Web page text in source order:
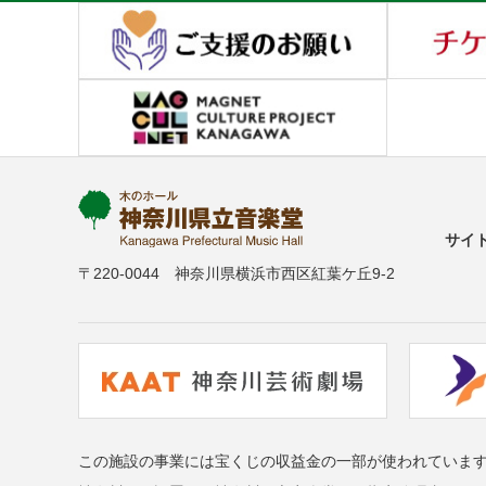
〒220-0044 神奈川県横浜市西区紅葉ケ丘9-2
サイ
この施設の事業には宝くじの収益金の一部が使われていま